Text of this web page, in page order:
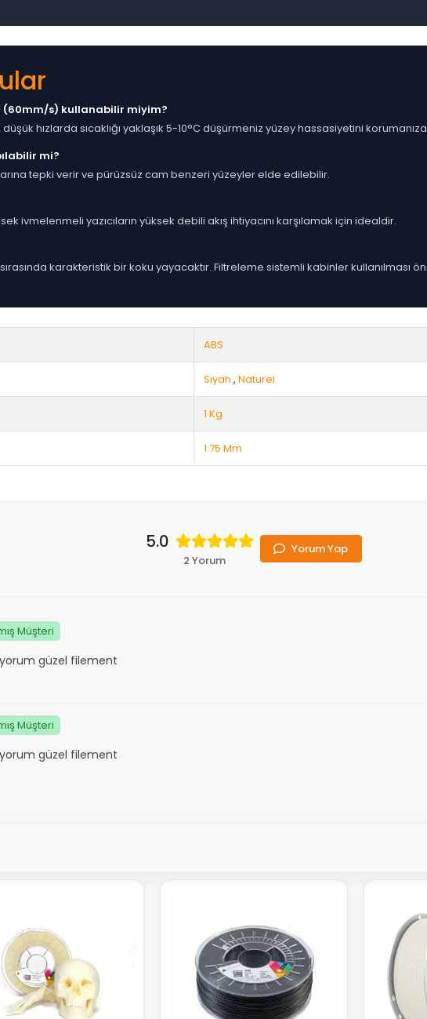
(60mm/s) kullanabilir miyim?
hızlarda sıcaklığı yaklaşık 5-10°C düşürmeniz yüzey hassasiyetini
mi?
tepki verir ve pürüzsüz cam benzeri yüzeyler elde edilebilir.
ivmelenmeli yazıcıların yüksek debili akış ihtiyacını karşılamak için idealdir.
karakteristik bir koku yayacaktır. Filtreleme sistemli kabinler kullanılması
ABS
Siyah ,Naturel
1 Kg
1.75 Mm
5.0
2 Yorum
Yorum Yap
Müşteri
güzel filement
Müşteri
güzel filement